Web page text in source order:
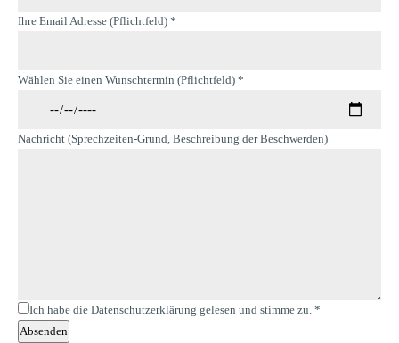
Ihre Email Adresse (Pflichtfeld) *
Wählen Sie einen Wunschtermin (Pflichtfeld) *
Nachricht (Sprechzeiten-Grund, Beschreibung der Beschwerden)
Ich habe die Datenschutzerklärung gelesen und stimme zu. *
Absenden